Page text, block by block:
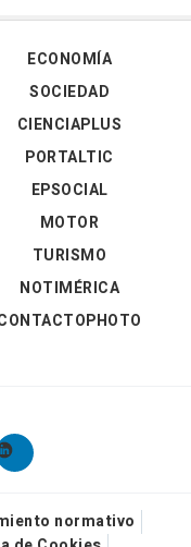
ECONOMÍA
SOCIEDAD
CIENCIAPLUS
PORTALTIC
EPSOCIAL
MOTOR
TURISMO
NOTIMÉRICA
normativo